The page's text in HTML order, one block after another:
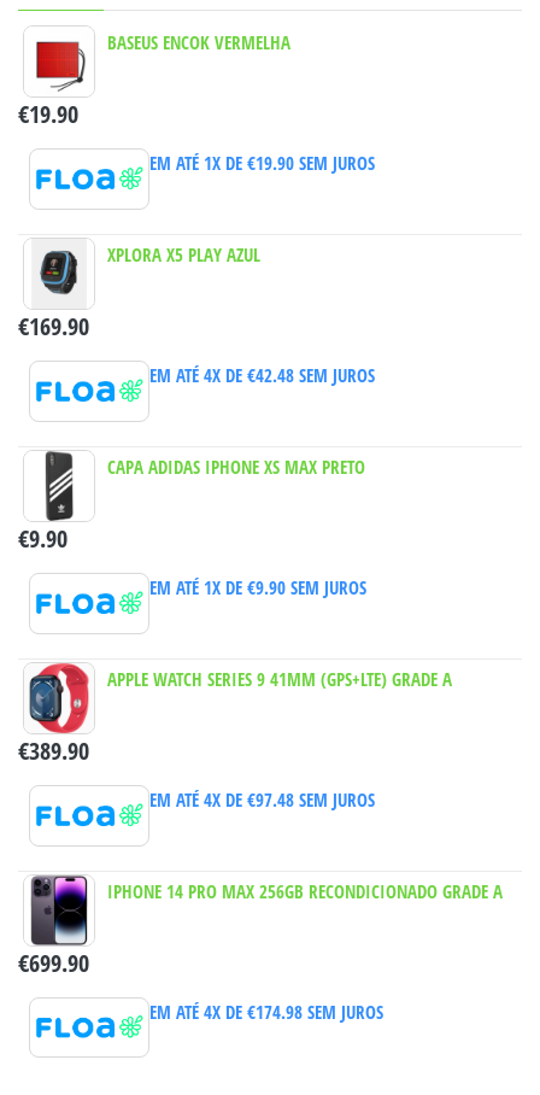
BASEUS ENCOK VERMELHA
€19.90
EM ATÉ 1X DE €19.90SEM JUROS
XPLORA X5 PLAY AZUL
€169.90
EM ATÉ 4X DE €42.48SEM JUROS
CAPA ADIDAS IPHONE XS MAX PRETO
€9.90
EM ATÉ 1X DE €9.90SEM JUROS
APPLE WATCH SERIES 9 41MM (GPS+LTE) GRADE A
€389.90
EM ATÉ 4X DE €97.48SEM JUROS
IPHONE 14 PRO MAX 256GB RECONDICIONADO GRADE A
€699.90
EM ATÉ 4X DE €174.98SEM JUROS